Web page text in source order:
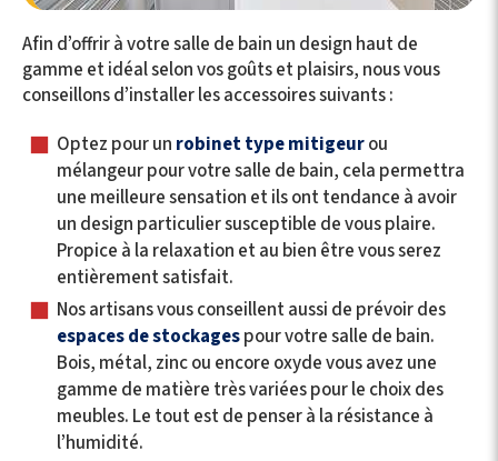
Afin d’offrir à votre salle de bain un design haut de
gamme et idéal selon vos goûts et plaisirs, nous vous
conseillons d’installer les accessoires suivants :
Optez pour un robinet type mitigeurou
mélangeur pour votre salle de bain, cela permettra
une meilleure sensation et ils ont tendance à avoir
un design particulier susceptible de vous plaire.
Propice à la relaxation et au bien être vous serez
entièrement satisfait.
Nos artisans vous conseillent aussi de prévoir des
espaces de stockagespour votre salle de bain.
Bois, métal, zinc ou encore oxyde vous avez une
gamme de matière très variées pour le choix des
meubles. Le tout est de penser à la résistance à
l’humidité.